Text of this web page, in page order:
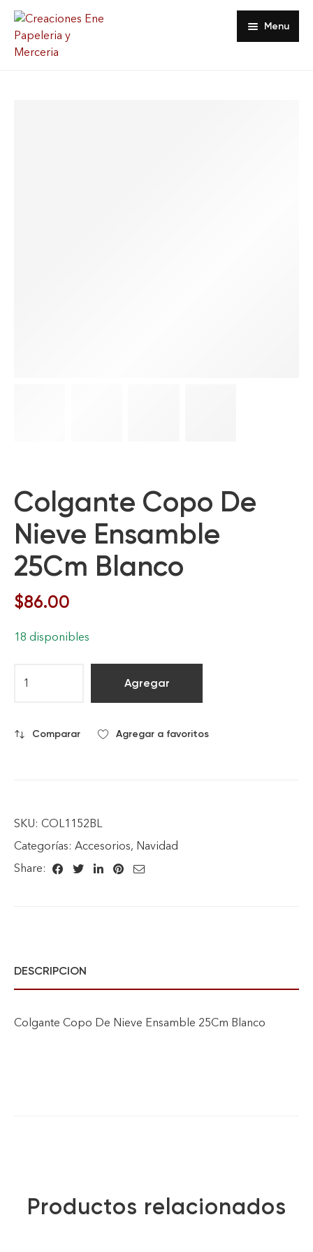
Menu
Colgante Copo De
Nieve Ensamble
25Cm Blanco
$86.00
18 disponibles
Agregar
Comparar Agregar a favoritos
SKU: COL1152BL
Categorías: Accesorios, Navidad
Share:
DESCRIPCION
Colgante Copo De Nieve Ensamble 25Cm Blanco
Productos relacionados